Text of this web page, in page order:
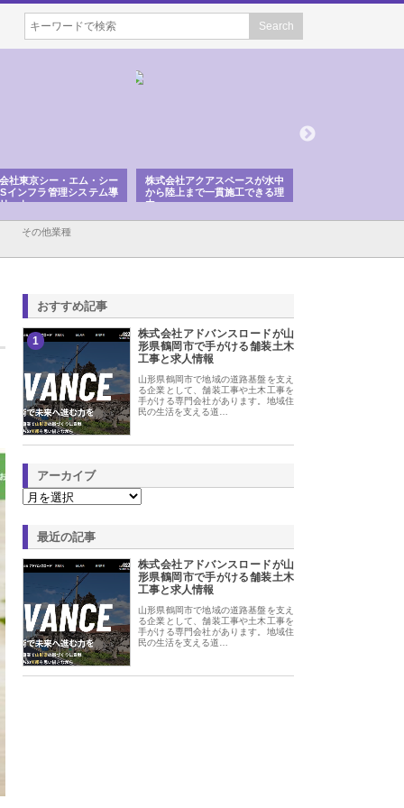
・エム・シー
理システム導
株式会社アクアスペースが水中
から陸上まで一貫施工できる理
由
株式会社地盤調査事務所が選ば
れ続ける理由と建設コンサルの
強み
その他業種
おすすめ記事
1
株式会社アドバンスロードが山
形県鶴岡市で手がける舗装土木
工事と求人情報
山形県鶴岡市で地域の道路基盤を支え
る企業として、舗装工事や土木工事を
手がける専門会社があります。地域住
民の生活を支える道…
アーカイブ
最近の記事
株式会社アドバンスロードが山
形県鶴岡市で手がける舗装土木
工事と求人情報
山形県鶴岡市で地域の道路基盤を支え
る企業として、舗装工事や土木工事を
手がける専門会社があります。地域住
民の生活を支える道…